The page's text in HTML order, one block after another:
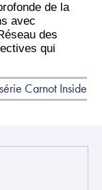
de la
avec
des
qui
Carnot Inside